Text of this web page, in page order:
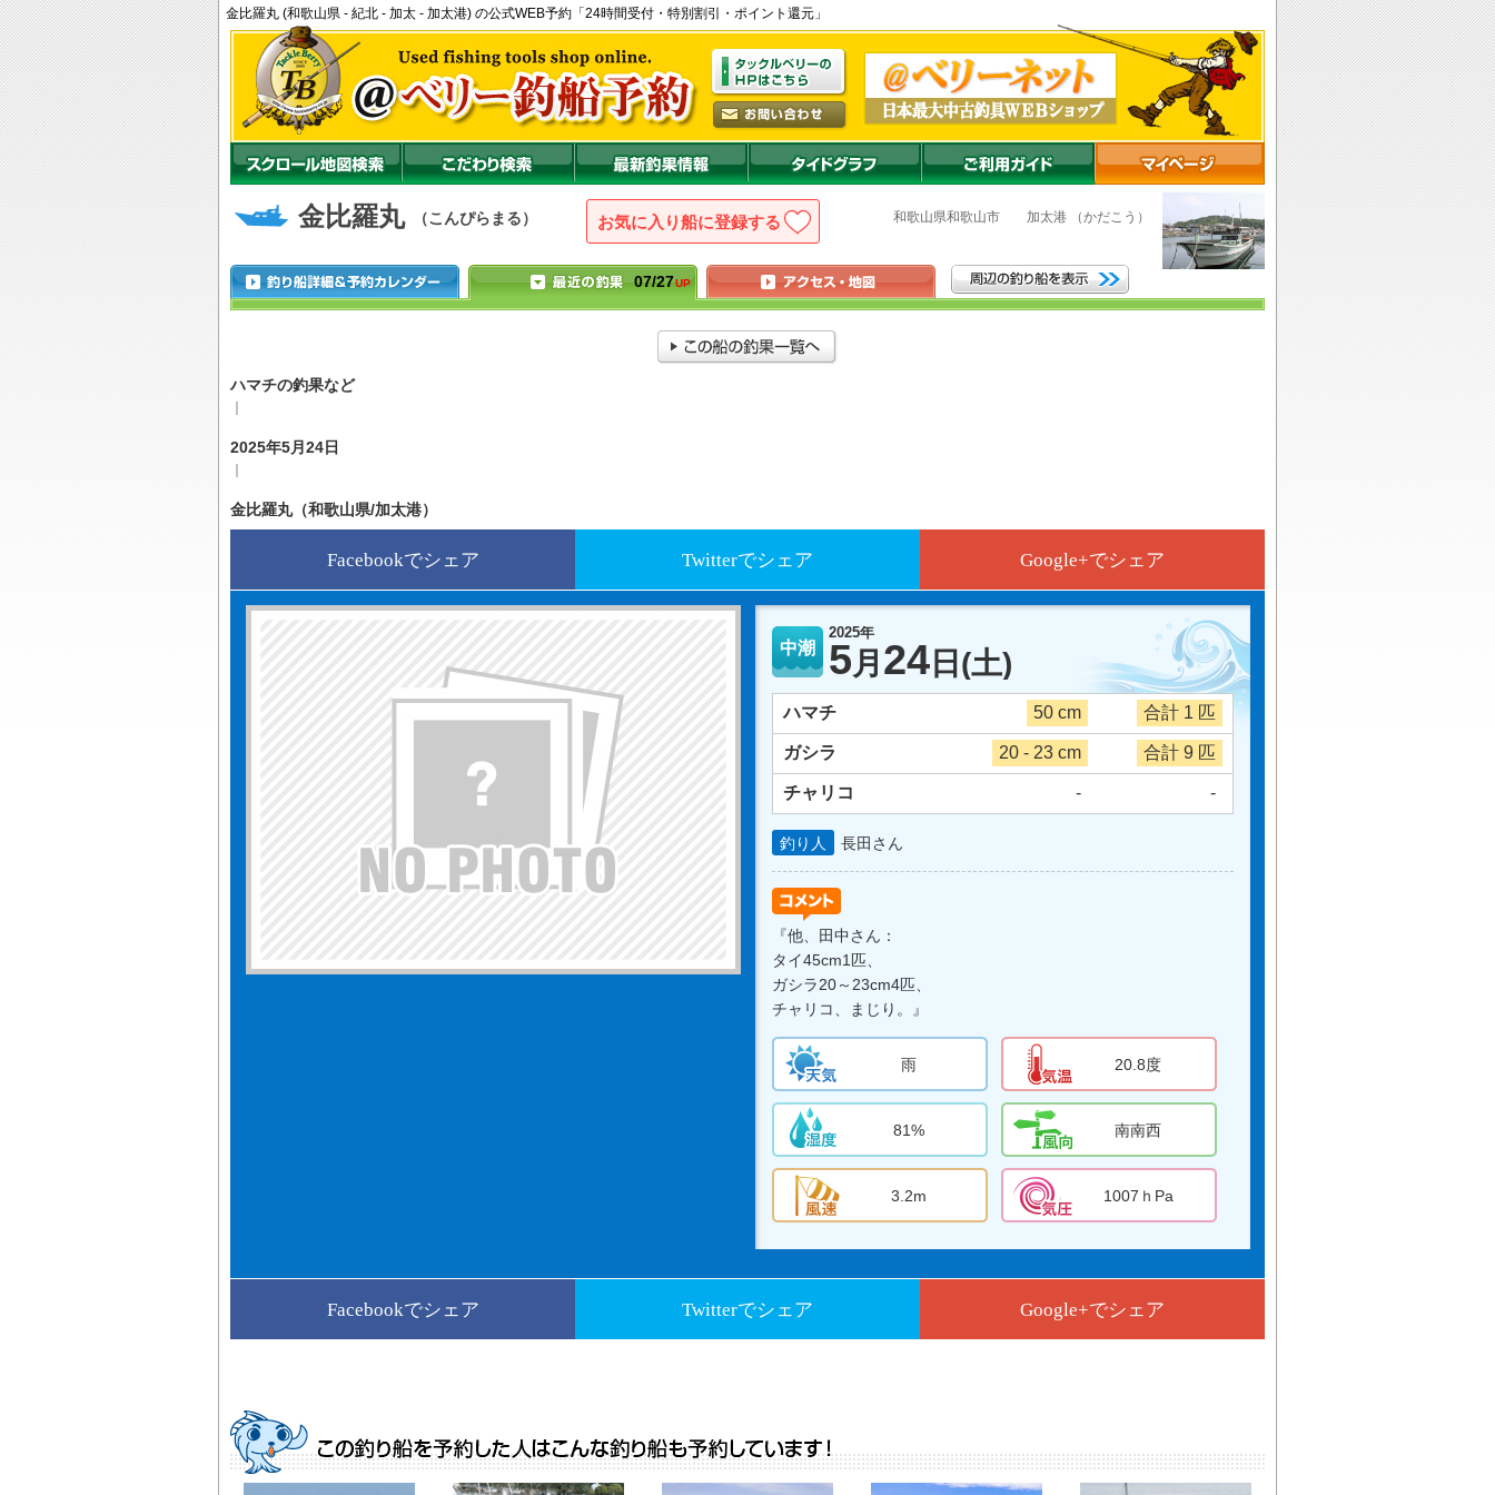
金比羅丸 (和歌山県 - 紀北 - 加太 - 加太港) の公式WEB予約「24時間受付・特別割引・ポイント還元」
金比羅丸 （こんぴらまる） お気に入り船に登録 和歌山県和歌山市 加太港 （かだこう）
07/27UP
ハマチの釣果など
2025年5月24日
金比羅丸（和歌山県/加太港）
Facebookでシェア Twitterでシェア Google+でシェア
中潮
2025年
5月 24 日 (土)
ハマチ 50 cm 合計 1 匹
ガシラ 20 - 23 cm 合計 9 匹
チャリコ - -
釣り人 長田さん
『他、田中さん：
タイ45cm1匹、
ガシラ20～23cm4匹、
チャリコ、まじり。』
雨 20.8度
81% 南南西
3.2m 1007ｈPa
Facebookでシェア Twitterでシェア Google+でシェア